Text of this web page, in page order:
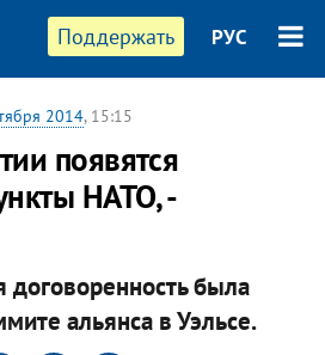
Поддержать РУС
2014, 15:15
появятся
НАТО, -
договоренность была
альянса в Уэльсе.